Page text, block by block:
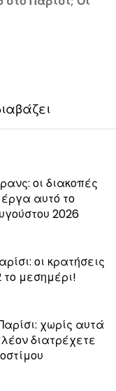
οι διακοπές
αυτό το
2026
οι κρατήσεις
το μεσημέρι!
χωρίς αυτά
διατρέχετε